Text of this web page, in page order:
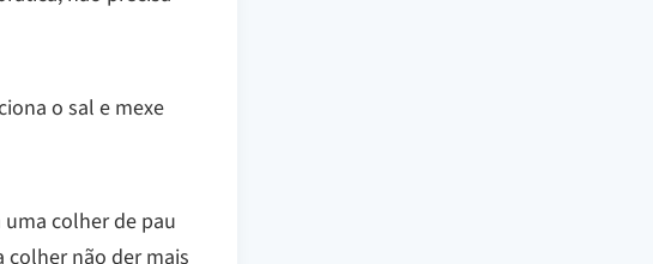
o sal e mexe
colher de pau
colher não der mais